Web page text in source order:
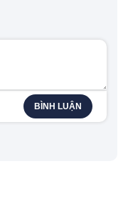
BÌNH LUẬN